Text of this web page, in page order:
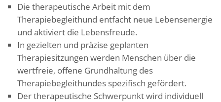
Die therapeutische Arbeit mit dem
Therapiebegleithund entfacht neue Lebensenergie
und aktiviert die Lebensfreude.
In gezielten und präzise geplanten
Therapiesitzungen werden Menschen über die
wertfreie, offene Grundhaltung des
Therapiebegleithundes spezifisch gefördert.
Der therapeutische Schwerpunkt wird individuell